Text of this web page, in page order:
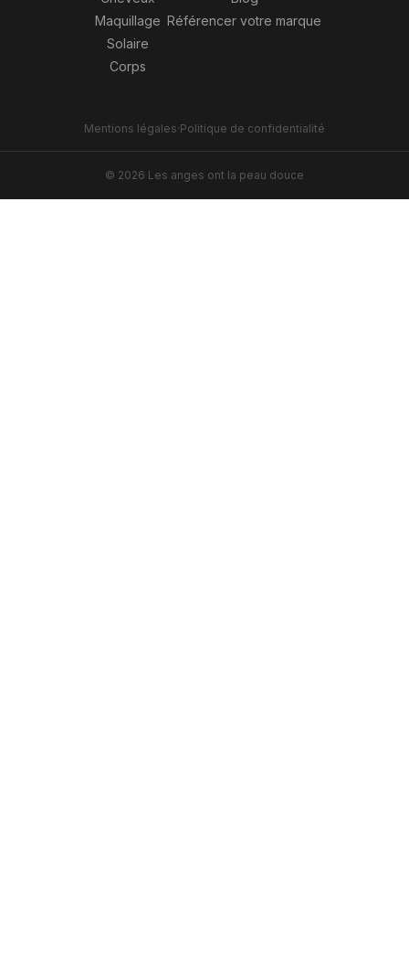
Maquillage
Solaire
Corps
Référencer votre marque
Mentions légales·Politique de confidentialité
© 2026 Les anges ont la peau douce